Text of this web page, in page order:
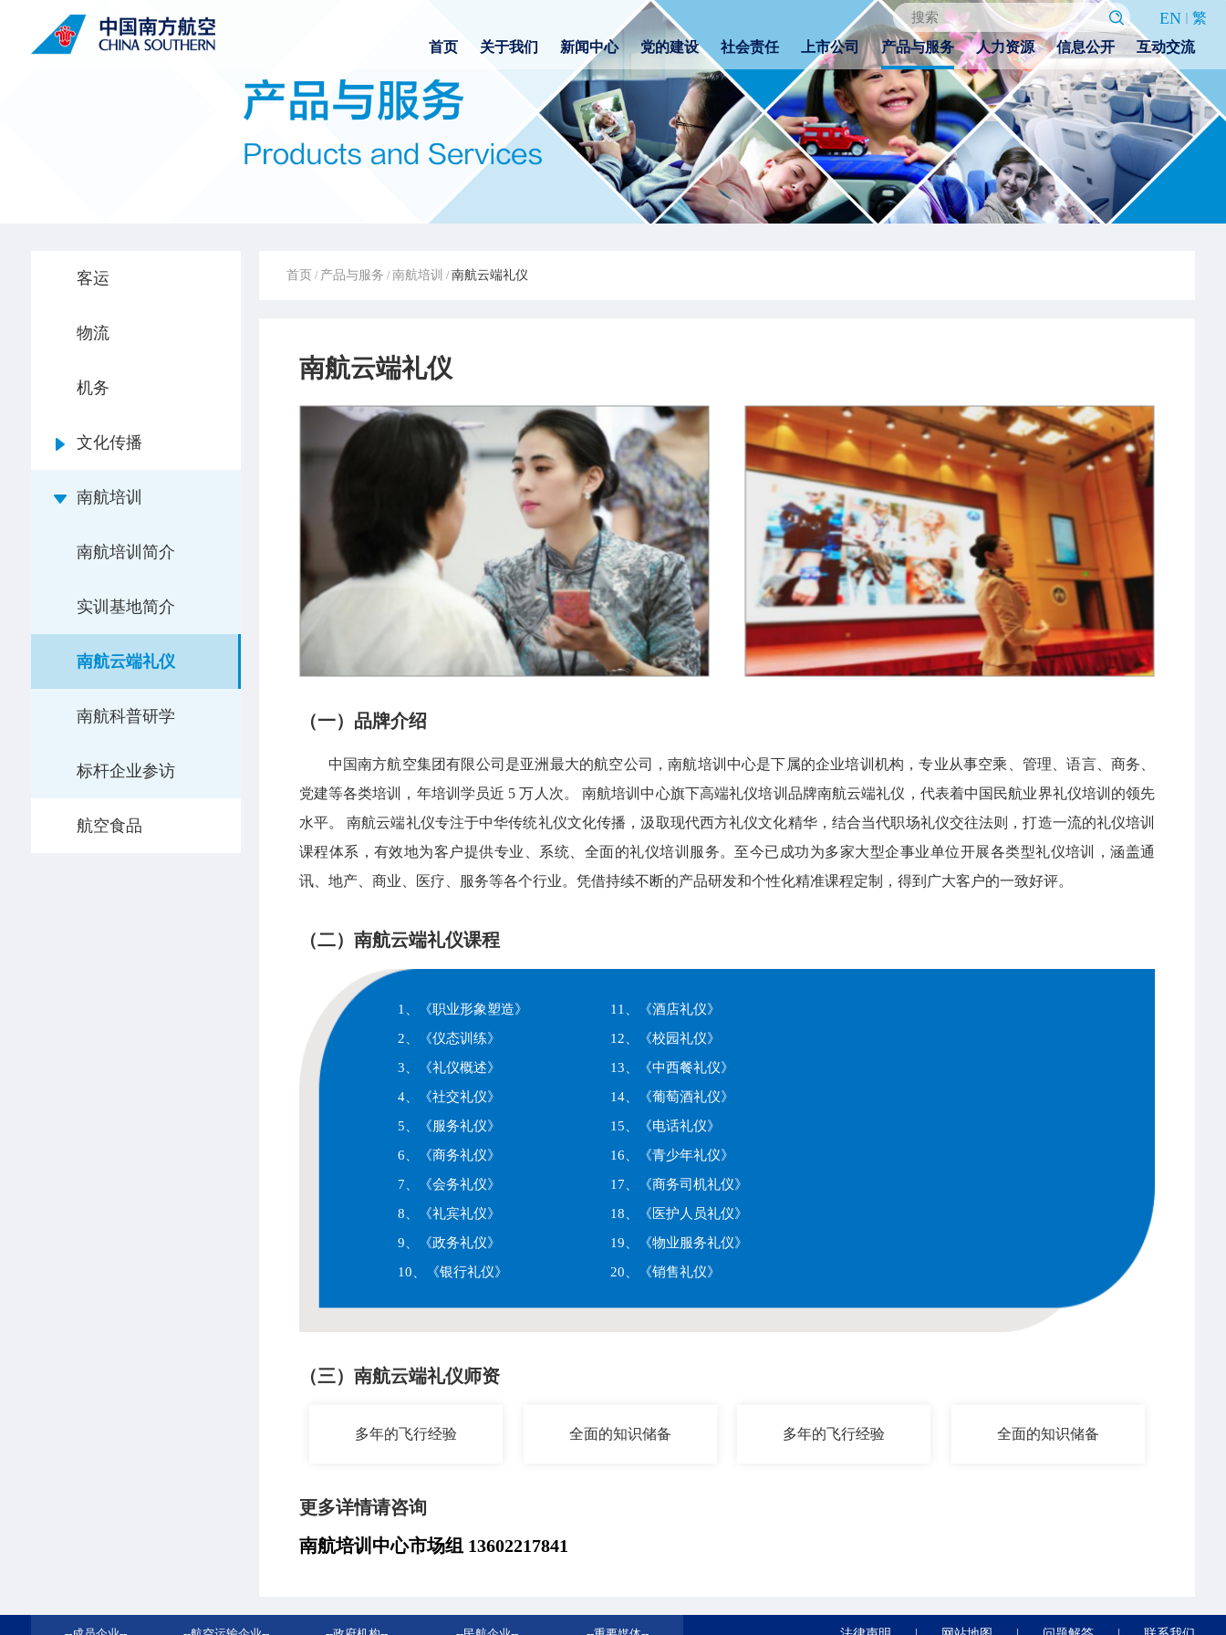
EN
繁
首页
关于我们 新闻中心 党的建设 社会责任 上市公司 产品与服务 人力资源 信息公开 互动交流
客运
物流
机务
文化传播
南航培训
南航培训简介
实训基地简介
南航云端礼仪
南航科普研学
标杆企业参访
航空食品
首页 / 产品与服务 / 南航培训 / 南航云端礼仪
南航云端礼仪
（一）品牌介绍
中国南方航空集团有限公司是亚洲最大的航空公司，南航培训中心是下属的企业培训机构，专业从事空乘、管理、语言、商务、
党建等各类培训，年培训学员近 5 万人次。 南航培训中心旗下高端礼仪培训品牌南航云端礼仪，代表着中国民航业界礼仪培训的领先
水平。 南航云端礼仪专注于中华传统礼仪文化传播，汲取现代西方礼仪文化精华，结合当代职场礼仪交往法则，打造一流的礼仪培训
课程体系，有效地为客户提供专业、系统、全面的礼仪培训服务。至今已成功为多家大型企事业单位开展各类型礼仪培训，涵盖通
讯、地产、商业、医疗、服务等各个行业。凭借持续不断的产品研发和个性化精准课程定制，得到广大客户的一致好评。
（二）南航云端礼仪课程
1、《职业形象塑造》
2、《仪态训练》
3、《礼仪概述》
4、《社交礼仪》
5、《服务礼仪》
6、《商务礼仪》
7、《会务礼仪》
8、《礼宾礼仪》
9、《政务礼仪》
10、《银行礼仪》
11、《酒店礼仪》
12、《校园礼仪》
13、《中西餐礼仪》
14、《葡萄酒礼仪》
15、《电话礼仪》
16、《青少年礼仪》
17、《商务司机礼仪》
18、《医护人员礼仪》
19、《物业服务礼仪》
20、《销售礼仪》
（三）南航云端礼仪师资
多年的飞行经验 全面的知识储备 多年的飞行经验 全面的知识储备
更多详情请咨询
南航培训中心市场组 13602217841